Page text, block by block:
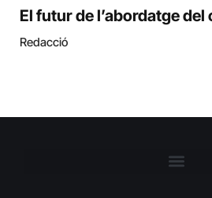
El futur de l’abordatge
Redacció